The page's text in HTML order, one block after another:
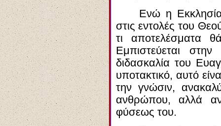
Ενώ η Εκκλησία
στις εντολές του
τι αποτελέσματα
Εμπιστεύεται
διδασκαλία του
υποτακτικό, αυτό
την γνώσιν,
ανθρώπου, αλλά
φύσεως του.